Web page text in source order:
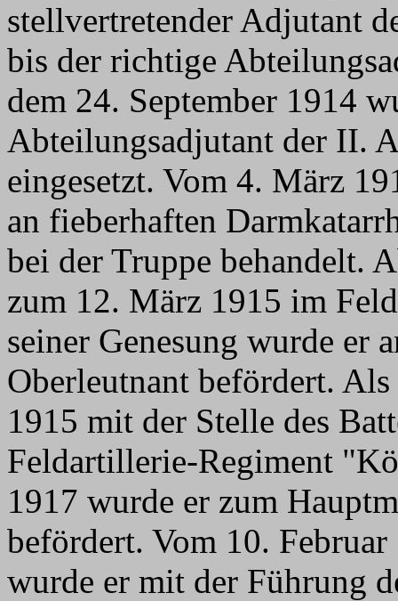
stellvertretender Adjutant
bis der richtige
dem 24. September 1914
Abteilungsadjutant der II.
eingesetzt. Vom 4. März
an fieberhaften
bei der Truppe behandelt.
zum 12. März 1915 im
seiner Genesung wurde er
Oberleutnant befördert.
1915 mit der Stelle des
Feldartillerie-Regiment
1917 wurde er zum
befördert. Vom 10.
wurde er mit der Führung